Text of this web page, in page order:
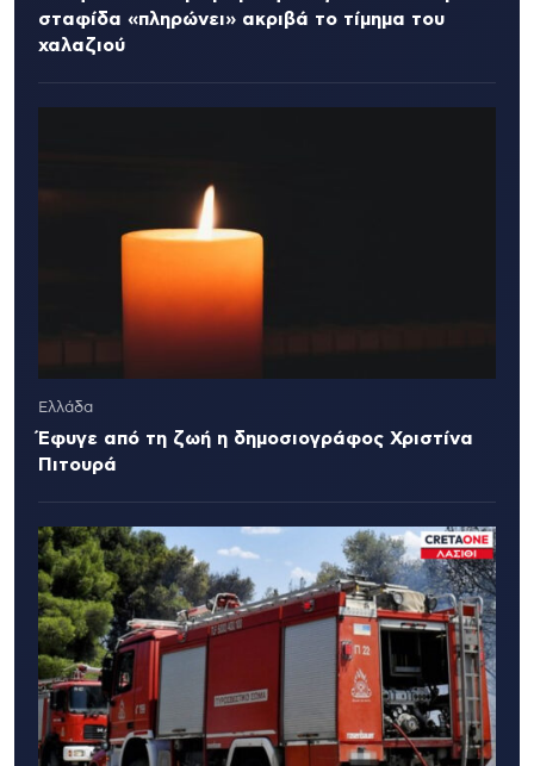
σταφίδα «πληρώνει» ακριβά το τίμημα του
χαλαζιού
Ελλάδα
Έφυγε από τη ζωή η δημοσιογράφος Χριστίνα
Πιτουρά